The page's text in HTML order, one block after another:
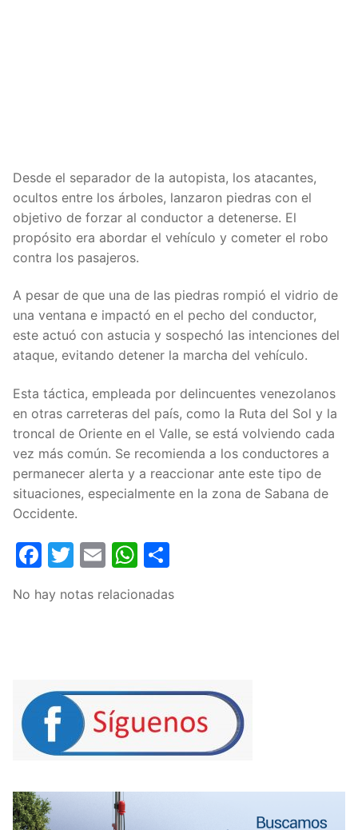
Desde el separador de la autopista, los atacantes,
ocultos entre los árboles, lanzaron piedras con el
objetivo de forzar al conductor a detenerse. El
propósito era abordar el vehículo y cometer el robo
contra los pasajeros.
A pesar de que una de las piedras rompió el vidrio de
una ventana e impactó en el pecho del conductor,
este actuó con astucia y sospechó las intenciones del
ataque, evitando detener la marcha del vehículo.
Esta táctica, empleada por delincuentes venezolanos
en otras carreteras del país, como la Ruta del Sol y la
troncal de Oriente en el Valle, se está volviendo cada
vez más común. Se recomienda a los conductores a
permanecer alerta y a reaccionar ante este tipo de
situaciones, especialmente en la zona de Sabana de
Occidente.
Facebook
Twitter
EmailWhatsApp
No hay notas relacionadas